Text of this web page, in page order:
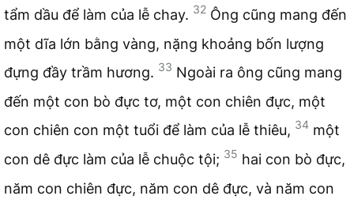
tẩm dầu để làm của lễ chay. 32 Ông cũng mang đến
một dĩa lớn bằng vàng, nặng khoảng bốn lượng
đựng đầy trầm hương. 33 Ngoài ra ông cũng mang
đến một con bò đực tơ, một con chiên đực, một
con chiên con một tuổi để làm của lễ thiêu, 34 một
con dê đực làm của lễ chuộc tội; 35 hai con bò đực,
năm con chiên đực, năm con dê đực, và năm con